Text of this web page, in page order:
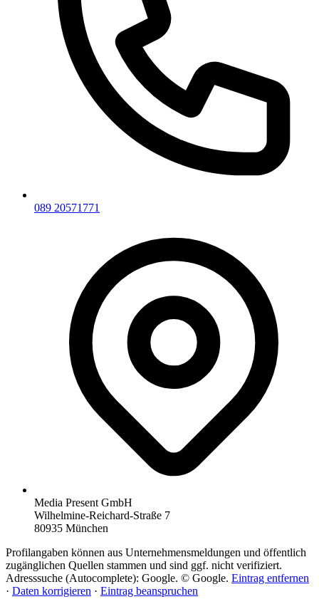
089 20571771
Media Present GmbH
Wilhelmine-Reichard-Straße 7
80935 München
Profilangaben können aus Unternehmensmeldungen und öffentlich
zugänglichen Quellen stammen und sind ggf. nicht verifiziert.
Adresssuche (Autocomplete): Google. © Google. Eintrag entfernen
· Daten korrigieren · Eintrag beanspruchen